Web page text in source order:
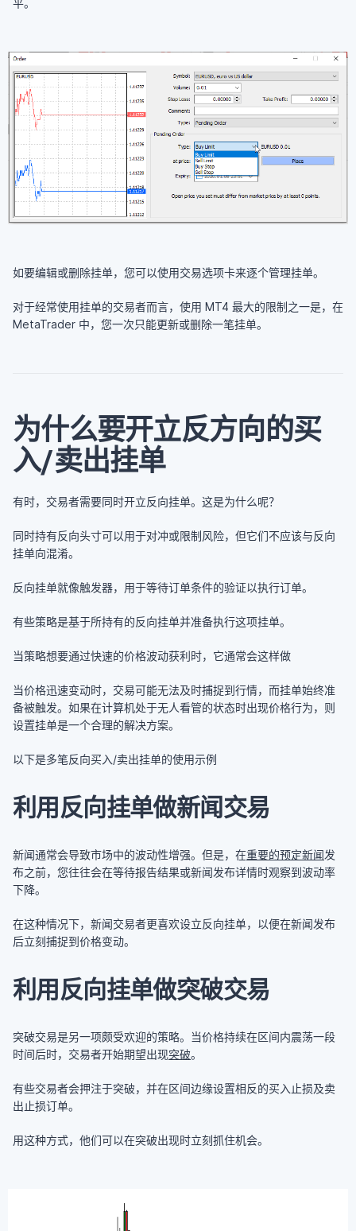
平。
如要编辑或删除挂单，您可以使用交易选项卡来逐个管理挂单。
对于经常使用挂单的交易者而言，使用 MT4 最大的限制之一是，在
MetaTrader 中，您一次只能更新或删除一笔挂单。
为什么要开立反方向的买
入/卖出挂单
有时，交易者需要同时开立反向挂单。这是为什么呢？
同时持有反向头寸可以用于对冲或限制风险，但它们不应该与反向
挂单向混淆。
反向挂单就像触发器，用于等待订单条件的验证以执行订单。
有些策略是基于所持有的反向挂单并准备执行这项挂单。
当策略想要通过快速的价格波动获利时，它通常会这样做
当价格迅速变动时，交易可能无法及时捕捉到行情，而挂单始终准
备被触发。如果在计算机处于无人看管的状态时出现价格行为，则
设置挂单是一个合理的解决方案。
以下是多笔反向买入/卖出挂单的使用示例
利用反向挂单做新闻交易
新闻通常会导致市场中的波动性增强。但是，在重要的预定新闻发
布之前，您往往会在等待报告结果或新闻发布详情时观察到波动率
下降。
在这种情况下，新闻交易者更喜欢设立反向挂单，以便在新闻发布
后立刻捕捉到价格变动。
利用反向挂单做突破交易
突破交易是另一项颇受欢迎的策略。当价格持续在区间内震荡一段
时间后时，交易者开始期望出现突破。
有些交易者会押注于突破，并在区间边缘设置相反的买入止损及卖
出止损订单。
用这种方式，他们可以在突破出现时立刻抓住机会。